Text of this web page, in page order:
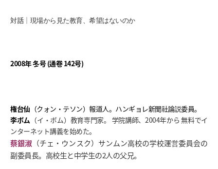
対話│ 現場から見た教育、希望はないのか
2008年 冬号 (通卷 142号)
権台仙 （クォン・テソン）報道人。ハンギョレ新聞社論説委員。
李ボム （イ・ボム）教育専門家。 学院講師、2004年から 無料でイ
ンターネット講義を始めた。
蔡銀淑 （チェ・ウンスク）サンムン高校の学校運営委員会の
副委員長。高校生と中学生の2人の父兄。